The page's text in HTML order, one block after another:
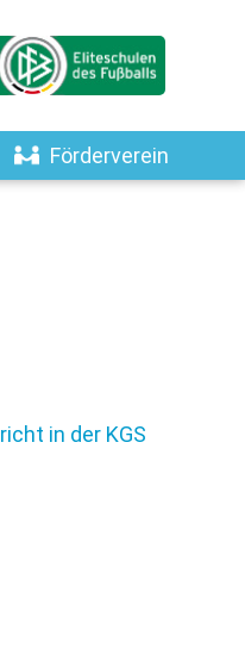
Förderverein
in der KGS